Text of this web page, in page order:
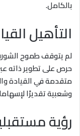
بالكامل.
التأهيل
لم يتوقف طموح
حرص على تطوير ذاته
متقدمة في القيادة
وشعبية تقديرًا
رؤية